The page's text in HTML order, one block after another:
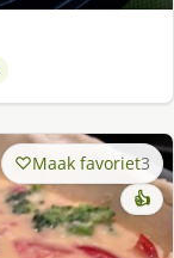
Maak favoriet3
👍